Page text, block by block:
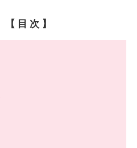
【 目 次 】